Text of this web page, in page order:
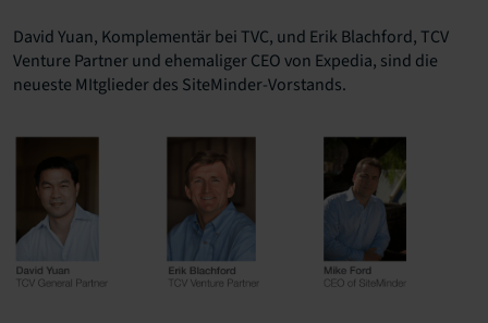
David Yuan, Komplementär bei TVC, und Erik Blachford, TCV
Venture Partner und ehemaliger CEO von Expedia, sind die
neueste MItglieder des SiteMinder-Vorstands.